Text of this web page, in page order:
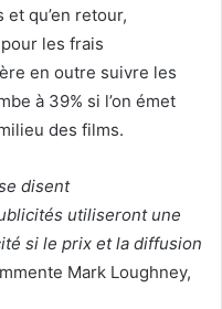
qu’en retour,
les frais
en outre suivre les
à 39% si l’on émet
des films.
disent
utiliseront une
si le prix et la diffusion
Mark Loughney,